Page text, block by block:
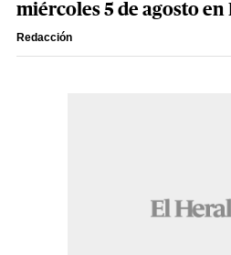
miércoles 5 de agosto
Redacción